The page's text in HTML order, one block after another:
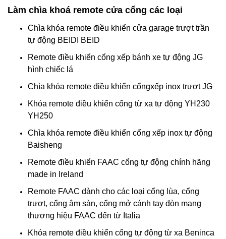
Làm chìa khoá remote cửa cổng các loại
Chìa khóa remote điều khiển cửa garage trượt trần
tự động BEIDI BEID
Remote điều khiển cổng xếp bánh xe tự động JG
hình chiếc lá
Chìa khóa remote điều khiển cổngxếp inox trượt JG
Khóa remote điều khiển cổng từ xa tự động YH230
YH250
Chìa khóa remote điều khiển cổng xếp inox tự động
Baisheng
Remote điều khiển FAAC cổng tự động chính hãng
made in Ireland
Remote FAAC dành cho các loại cổng lùa, cổng
trượt, cổng âm sàn, cổng mở cánh tay đòn mang
thương hiệu FAAC đến từ Italia
Khóa remote điều khiển cổng tự động từ xa Beninca